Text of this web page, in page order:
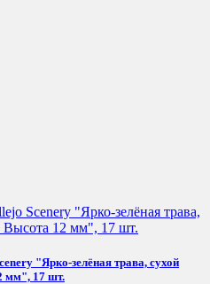
"Ярко-зелёная трава, сухой
мм", 17 шт.